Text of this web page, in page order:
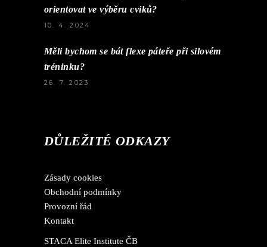
orientovat ve výběru cviků?
10. 4. 2024
Měli bychom se bát flexe páteře při silovém
tréninku?
26. 7. 2023
DŮLEŽITÉ ODKAZY
Zásady cookies
Obchodní podmínky
Provozní řád
Kontakt
STACA Elite Institute ČB